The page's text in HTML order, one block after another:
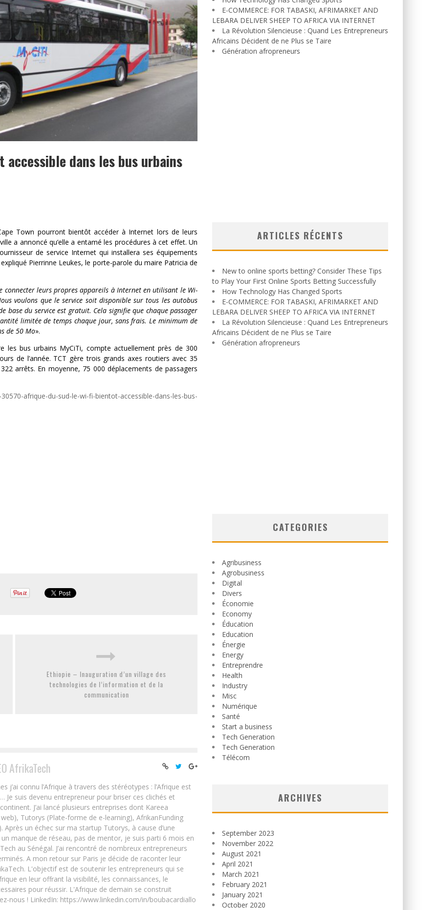
dans les bus urbains
Town pourront bientôt accéder à Internet lors de leurs
a annoncé qu’elle a entamé les procédures à cet effet. Un
de service Internet qui installera ses équipements
Pierrinne Leukes, le porte-parole du maire Patricia de
connecter leurs propres appareils à Internet en utilisant le Wi-
voulons que le service soit disponible sur tous les autobus
base du service est gratuit. Cela signifie que chaque passager
limitée de temps chaque jour, sans frais. Le minimum de
de 50 Mo».
les bus urbains MyCiTi, compte actuellement près de 300
de l’année. TCT gère trois grands axes routiers avec 35
arrêts. En moyenne, 75 000 déplacements de passagers
afrique-du-sud-le-wi-fi-bientot-accessible-dans-les-bus-
Ethiopie – Inauguration d’un village des
technologies de l’information et de la
communication
AfrikaTech
j’ai connu l’Afrique à travers des stéréotypes : l’Afrique est
Je suis devenu entrepreneur pour briser ces clichés et
J’ai lancé plusieurs entreprises dont Kareea
Tutorys (Plate-forme de e-learning), AfrikanFunding
un échec sur ma startup Tutorys, à cause d’une
manque de réseau, pas de mentor, je suis parti 6 mois en
au Sénégal. J’ai rencontré de nombreux entrepreneurs
A mon retour sur Paris je décide de raconter leur
L'objectif est de soutenir les entrepreneurs qui se
en leur offrant la visibilité, les connaissances, le
pour réussir. L'Afrique de demain se construit
nous ! LinkedIn: https://www.linkedin.com/in/boubacardiallo
E-COMMERCE: FOR TABASKI, AFRIMARKET AND
LEBARA DELIVER SHEEP TO AFRICA VIA INTERNET
La Révolution Silencieuse : Quand Les Entrepreneurs
Africains Décident de ne Plus se Taire
Génération afropreneurs
ARTICLES RÉCENTS
New to online sports betting? Consider These Tips
to Play Your First Online Sports Betting Successfully
How Technology Has Changed Sports
E-COMMERCE: FOR TABASKI, AFRIMARKET AND
LEBARA DELIVER SHEEP TO AFRICA VIA INTERNET
La Révolution Silencieuse : Quand Les Entrepreneurs
Africains Décident de ne Plus se Taire
Génération afropreneurs
CATEGORIES
Agribusiness
Agrobusiness
Digital
Divers
Économie
Economy
Éducation
Education
Énergie
Energy
Entreprendre
Health
Industry
Misc
Numérique
Santé
Start a business
Tech Generation
Tech Generation
Télécom
ARCHIVES
September 2023
November 2022
August 2021
April 2021
March 2021
February 2021
January 2021
October 2020